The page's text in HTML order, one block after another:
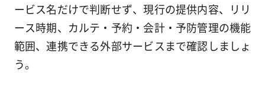
ービス名だけで判断せず、現行の提供内容、リリ
ース時期、カルテ・予約・会計・予防管理の機能
範囲、連携できる外部サービスまで確認しましょ
う。